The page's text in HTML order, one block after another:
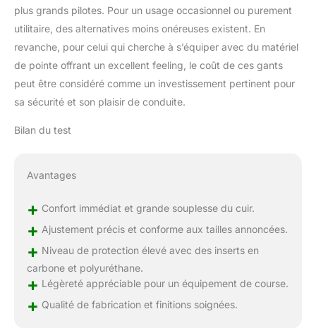
plus grands pilotes. Pour un usage occasionnel ou purement
utilitaire, des alternatives moins onéreuses existent. En
revanche, pour celui qui cherche à s’équiper avec du matériel
de pointe offrant un excellent feeling, le coût de ces gants
peut être considéré comme un investissement pertinent pour
sa sécurité et son plaisir de conduite.
Bilan du test
Avantages
+ Confort immédiat et grande souplesse du cuir.
+ Ajustement précis et conforme aux tailles annoncées.
+ Niveau de protection élevé avec des inserts en
carbone et polyuréthane.
+ Légèreté appréciable pour un équipement de course.
+ Qualité de fabrication et finitions soignées.